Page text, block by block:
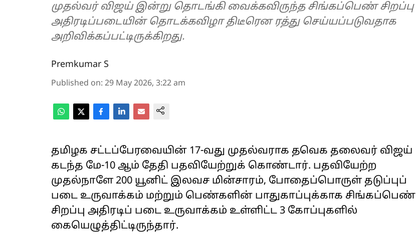
முதல்வர் விஜய் இன்று தொடங்கி வைக்கவிருந்த சிங்கப்பெண் சிறப்பு
அதிரடிப்படையின் தொடக்கவிழா திடீரென ரத்து செய்யப்படுவதாக
அறிவிக்கப்பட்டிருக்கிறது.
Premkumar S
Published on: 29 May 2026, 3:22 am
தமிழக சட்டப்பேரவையின் 17-வது முதல்வராக தவெக தலைவர் விஜய்
கடந்த மே-10 ஆம் தேதி பதவியேற்றுக் கொண்டார். பதவியேற்ற
முதல்நாளே 200 யூனிட் இலவச மின்சாரம், போதைப்பொருள் தடுப்புப்
படை உருவாக்கம் மற்றும் பெண்களின் பாதுகாப்புக்காக சிங்கப்பெண்
சிறப்பு அதிரடிப் படை உருவாக்கம் உள்ளிட்ட 3 கோப்புகளில்
கையெழுத்திட்டிருந்தார்.